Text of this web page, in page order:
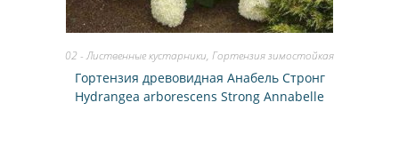
02 - Лиственные кустарники, Гортензия зимостойкая
Гортензия древовидная Анабель Стронг
Hydrangea arborescens Strong Annabelle